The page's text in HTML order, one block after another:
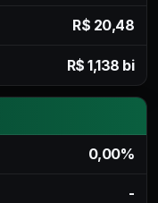
R$ 20,48
R$ 1,138 bi
0,00%
-